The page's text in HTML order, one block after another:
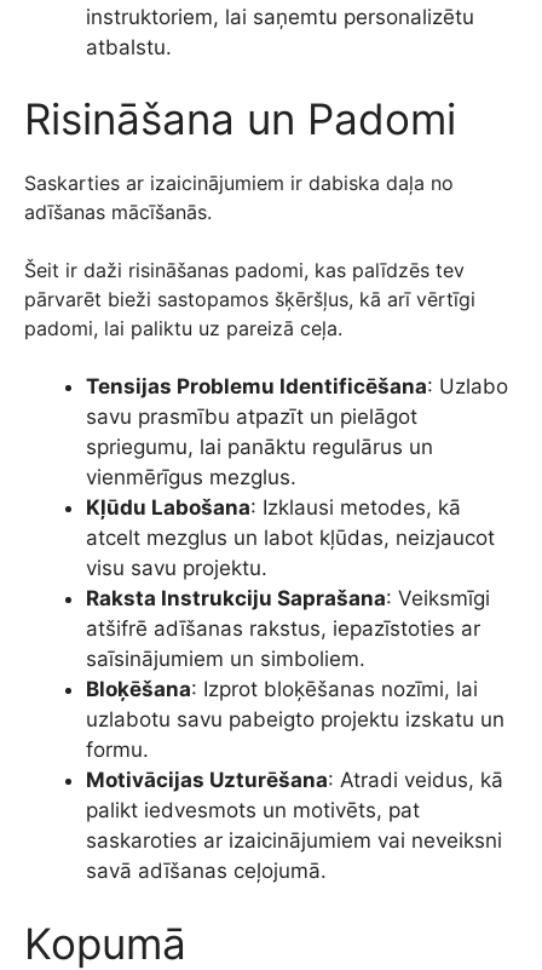
instruktoriem, lai saņemtu personalizētu
atbalstu.
Risināšana un Padomi
Saskarties ar izaicinājumiem ir dabiska daļa no
adīšanas mācīšanās.
Šeit ir daži risināšanas padomi, kas palīdzēs tev
pārvarēt bieži sastopamos šķēršļus, kā arī vērtīgi
padomi, lai paliktu uz pareizā ceļa.
Tensijas Problemu Identificēšana: Uzlabo
savu prasmību atpazīt un pielāgot
spriegumu, lai panāktu regulārus un
vienmērīgus mezglus.
Kļūdu Labošana: Izklausi metodes, kā
atcelt mezglus un labot kļūdas, neizjaucot
visu savu projektu.
Raksta Instrukciju Saprašana: Veiksmīgi
atšifrē adīšanas rakstus, iepazīstoties ar
saīsinājumiem un simboliem.
Bloķēšana: Izprot bloķēšanas nozīmi, lai
uzlabotu savu pabeigto projektu izskatu un
formu.
Motivācijas Uzturēšana: Atradi veidus, kā
palikt iedvesmots un motivēts, pat
saskaroties ar izaicinājumiem vai neveiksni
savā adīšanas ceļojumā.
Kopumā